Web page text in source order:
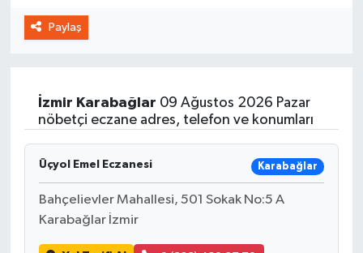
Paylaş
İzmir Karabağlar 09 Ağustos 2026 Pazar
nöbetçi eczane adres, telefon ve konumları
Üçyol Emel Eczanesi Karabağlar
Bahçelievler Mahallesi, 501 Sokak No:5 A
Karabağlar İzmir
Sağlık
Spor
Son Dakika Haberleri